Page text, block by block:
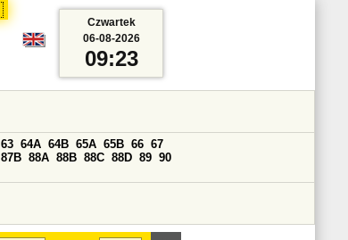
63 64A 64B 65A 65B 66 67
87B 88A 88B 88C 88D 89 90
Czwartek
06-08-2026
09:23